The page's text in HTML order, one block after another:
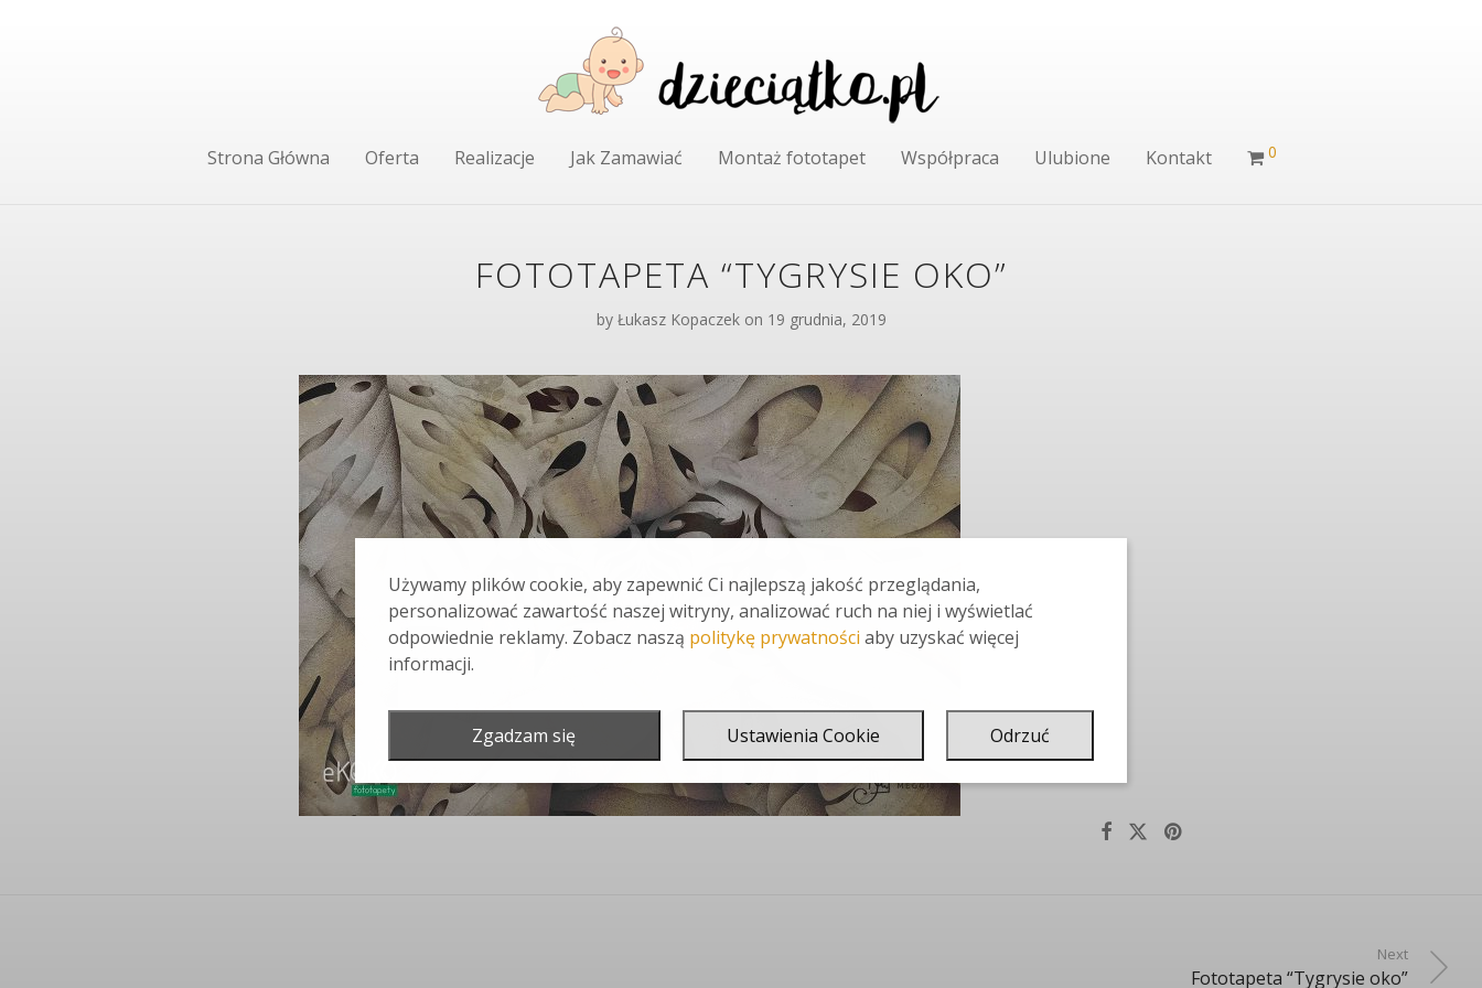
Strona Główna Oferta Realizacje Jak Zamawiać Montaż fototapet Współpraca Ulubione Kontakt 0
FOTOTAPETA “TYGRYSIE OKO”
by Łukasz Kopaczek on 19 grudnia, 2019
Next
Fototapeta “Tygrysie oko”
Używamy plików cookie, aby zapewnić Ci najlepszą jakość przeglądania,
personalizować zawartość naszej witryny, analizować ruch na niej i wyświetlać
odpowiednie reklamy. Zobacz naszą politykę prywatności aby uzyskać więcej
informacji.
Zgadzam się Ustawienia Cookie Odrzuć